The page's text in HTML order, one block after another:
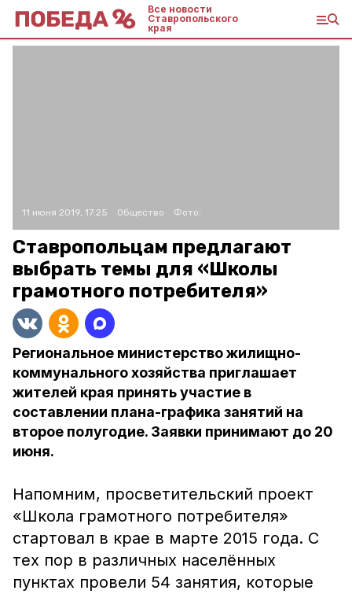
Все новости
Ставропольского
края
11 июня 2019, 17:25 Общество Фото:
Ставропольцам предлагают
выбрать темы для «Школы
грамотного потребителя»
Региональное министерство жилищно-
коммунального хозяйства приглашает
жителей края принять участие в
составлении плана-графика занятий на
второе полугодие. Заявки принимают до 20
июня.
Напомним, просветительский проект
«Школа грамотного потребителя»
стартовал в крае в марте 2015 года. С
тех пор в различных населённых
пунктах провели 54 занятия, которые